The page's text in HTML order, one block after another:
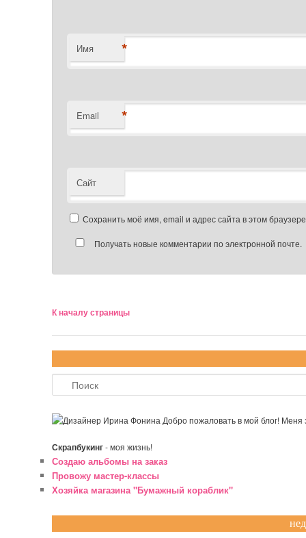
Имя *
Email *
Сайт
Сохранить моё имя, email и адрес сайта в этом
Получать новые комментарии по электронной почте.
К началу страницы
Поиск
Добро пожаловать в мой блог! Меня
Скрапбукинг- моя жизнь!
Создаю альбомы на заказ
Провожу мастер-классы
Хозяйка магазина "Бумажный кораблик"